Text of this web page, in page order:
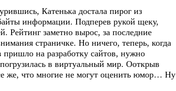
Катенька достала пирог из
информации. Подперев рукой щеку,
Рейтинг заметно вырос, за последние
страничке. Но ничего, теперь, когда
на разработку сайтов, нужно
в виртуальный мир. Ооткрыв
же, что многие не могут оценить юмор… Ну